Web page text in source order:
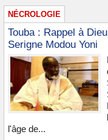
NÉCROLOGIE
Touba : Rappel à
Serigne Modou Yoni
l'âge de...